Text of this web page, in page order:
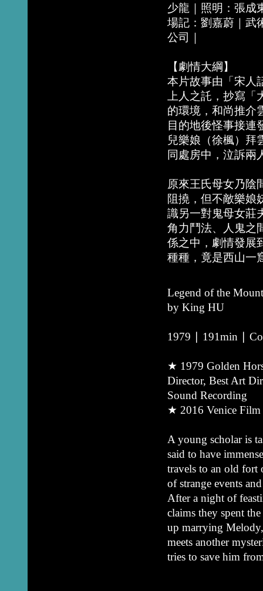
少龍｜照明：張成
場記：劉嘉蔚｜武
公司｜
【劇情大綱】
本片故事由「宋人
上人之託，抄寫
的環境，和尚推介
目的地後怪事接連
兒樂娘（徐楓）拜
同處房中，泣訴兩
原來王氏母女乃陰
阻撓，但不敵樂娘
識另一對鬼母女莊
角力鬥法、人鬼之
係之中，劇情發展
種種，竟是西山一
Legend of the
by King HU
1979 ∣ 191min ∣
★ 1979 Golden
Director, Best Art
Sound Recording
★ 2016 Venice Film
A young scholar is
said to have
travels to an old fort
of strange events
After a night of
claims they spent
up marrying
meets another
tries to save him